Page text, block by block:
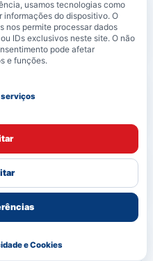
usamos tecnologias como
do dispositivo. O
nos permite processar dados
IDs exclusivos neste site. O não
pode afetar
e funções.
e Cookies
de
de
pode
da empresa?